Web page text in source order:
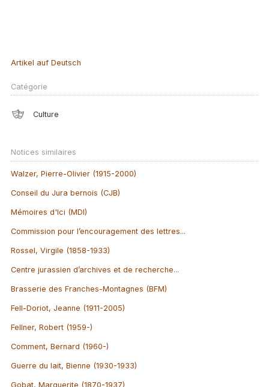
Artikel auf Deutsch
Catégorie
Culture
Notices similaires
Walzer, Pierre-Olivier (1915-2000)
Conseil du Jura bernois (CJB)
Mémoires d'Ici (MDI)
Commission pour l’encouragement des lettres...
Rossel, Virgile (1858-1933)
Centre jurassien d’archives et de recherche...
Brasserie des Franches-Montagnes (BFM)
Fell-Doriot, Jeanne (1911-2005)
Fellner, Robert (1959-)
Comment, Bernard (1960-)
Guerre du lait, Bienne (1930-1933)
Gobat, Marguerite (1870-1937)